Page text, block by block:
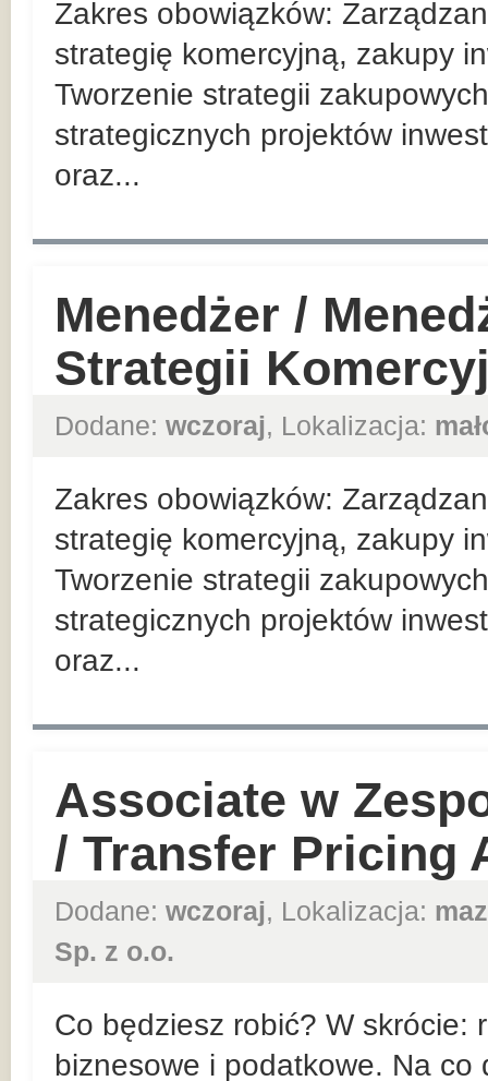
Zakres obowiązków:
strategię komercyjną, zakupy
Tworzenie strategii
strategicznych projektów
oraz...
Menedżer /
Strategii
Dodane: wczoraj, Lokalizacja:
Zakres obowiązków:
strategię komercyjną, zakupy
Tworzenie strategii
strategicznych projektów
oraz...
Associate w
/ Transfer Pricing
Dodane: wczoraj, Lokalizacja:
Sp. z o.o.
Co będziesz robić? W skrócie:
biznesowe i podatkowe. Na